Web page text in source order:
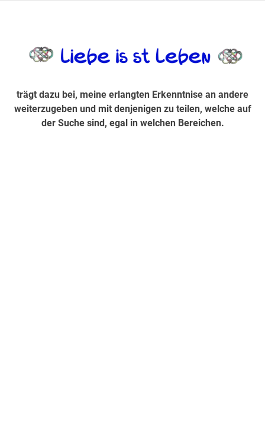
Suche sind, egal in welchen Bereichen.
trägt dazu bei, meine erlangten Erkenntnise an andere
weiterzugeben und mit denjenigen zu teilen, welche auf
der Suche sind, egal in welchen Bereichen.